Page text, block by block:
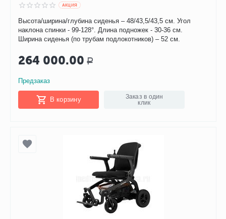
AКЦИЯ
Высота/ширина/глубина сиденья – 48/43,5/43,5 см. Угол
наклона спинки - 99-128°. Длина подножек - 30-36 см.
Ширина сиденья (по трубам подлокотников) – 52 см.
264 000.00 Р
Предзаказ
В корзину
Заказ в один
клик